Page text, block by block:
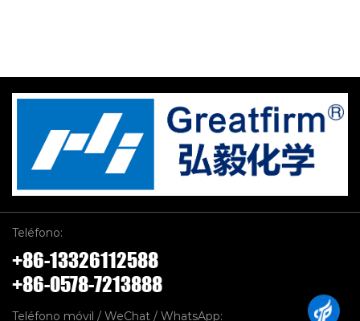
Teléfono:
+86-13326112588
+86-0578-7213888
Teléfono móvil / WeChat / WhatsApp: